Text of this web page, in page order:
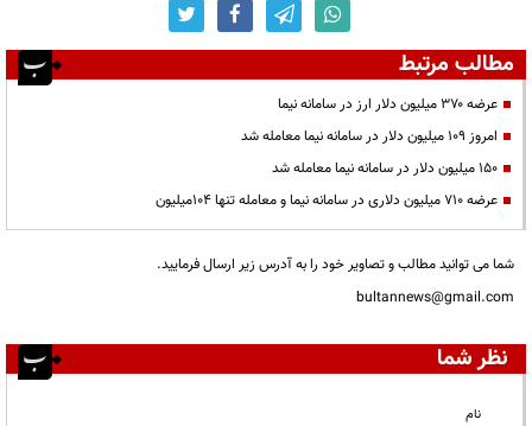
مطالب مرتبط
عرضه ۳۷۰ میلیون دلار ارز در سامانه نیما
امروز ۱۰۹ میلیون دلار در سامانه نیما معامله شد
۱۵۰ میلیون دلار در سامانه نیما معامله شد
عرضه ۷۱۰ میلیون دلاری در سامانه نیما و معامله تنها ۱۰۴میلیون
شما می توانید مطالب و تصاویر خود را به آدرس زیر ارسال فرمایید.
bultannews@gmail.com
نظر شما
نام